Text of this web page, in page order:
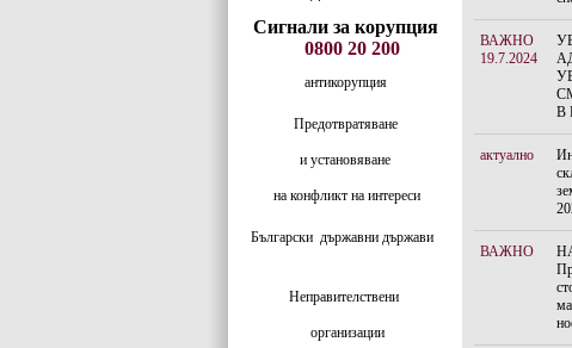
Сигнали за корупция
0800 20 200
антикорупция
Предотвратяване
и установяване
на конфликт на интереси
Български държавни държави
Неправителствени
организации
ВАЖНО
19.7.2024
В
актуално
ВАЖНО